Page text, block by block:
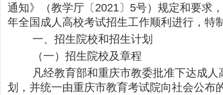
通知》（教学厅〔2021〕5号）规定和要求
年全国成人高校考试招生工作顺利进行，特
一、招生院校和招生计划
（一）招生院校及章程
凡经教育部和重庆市教委批准下达成人
划，并统一由重庆市教育考试院向社会公布